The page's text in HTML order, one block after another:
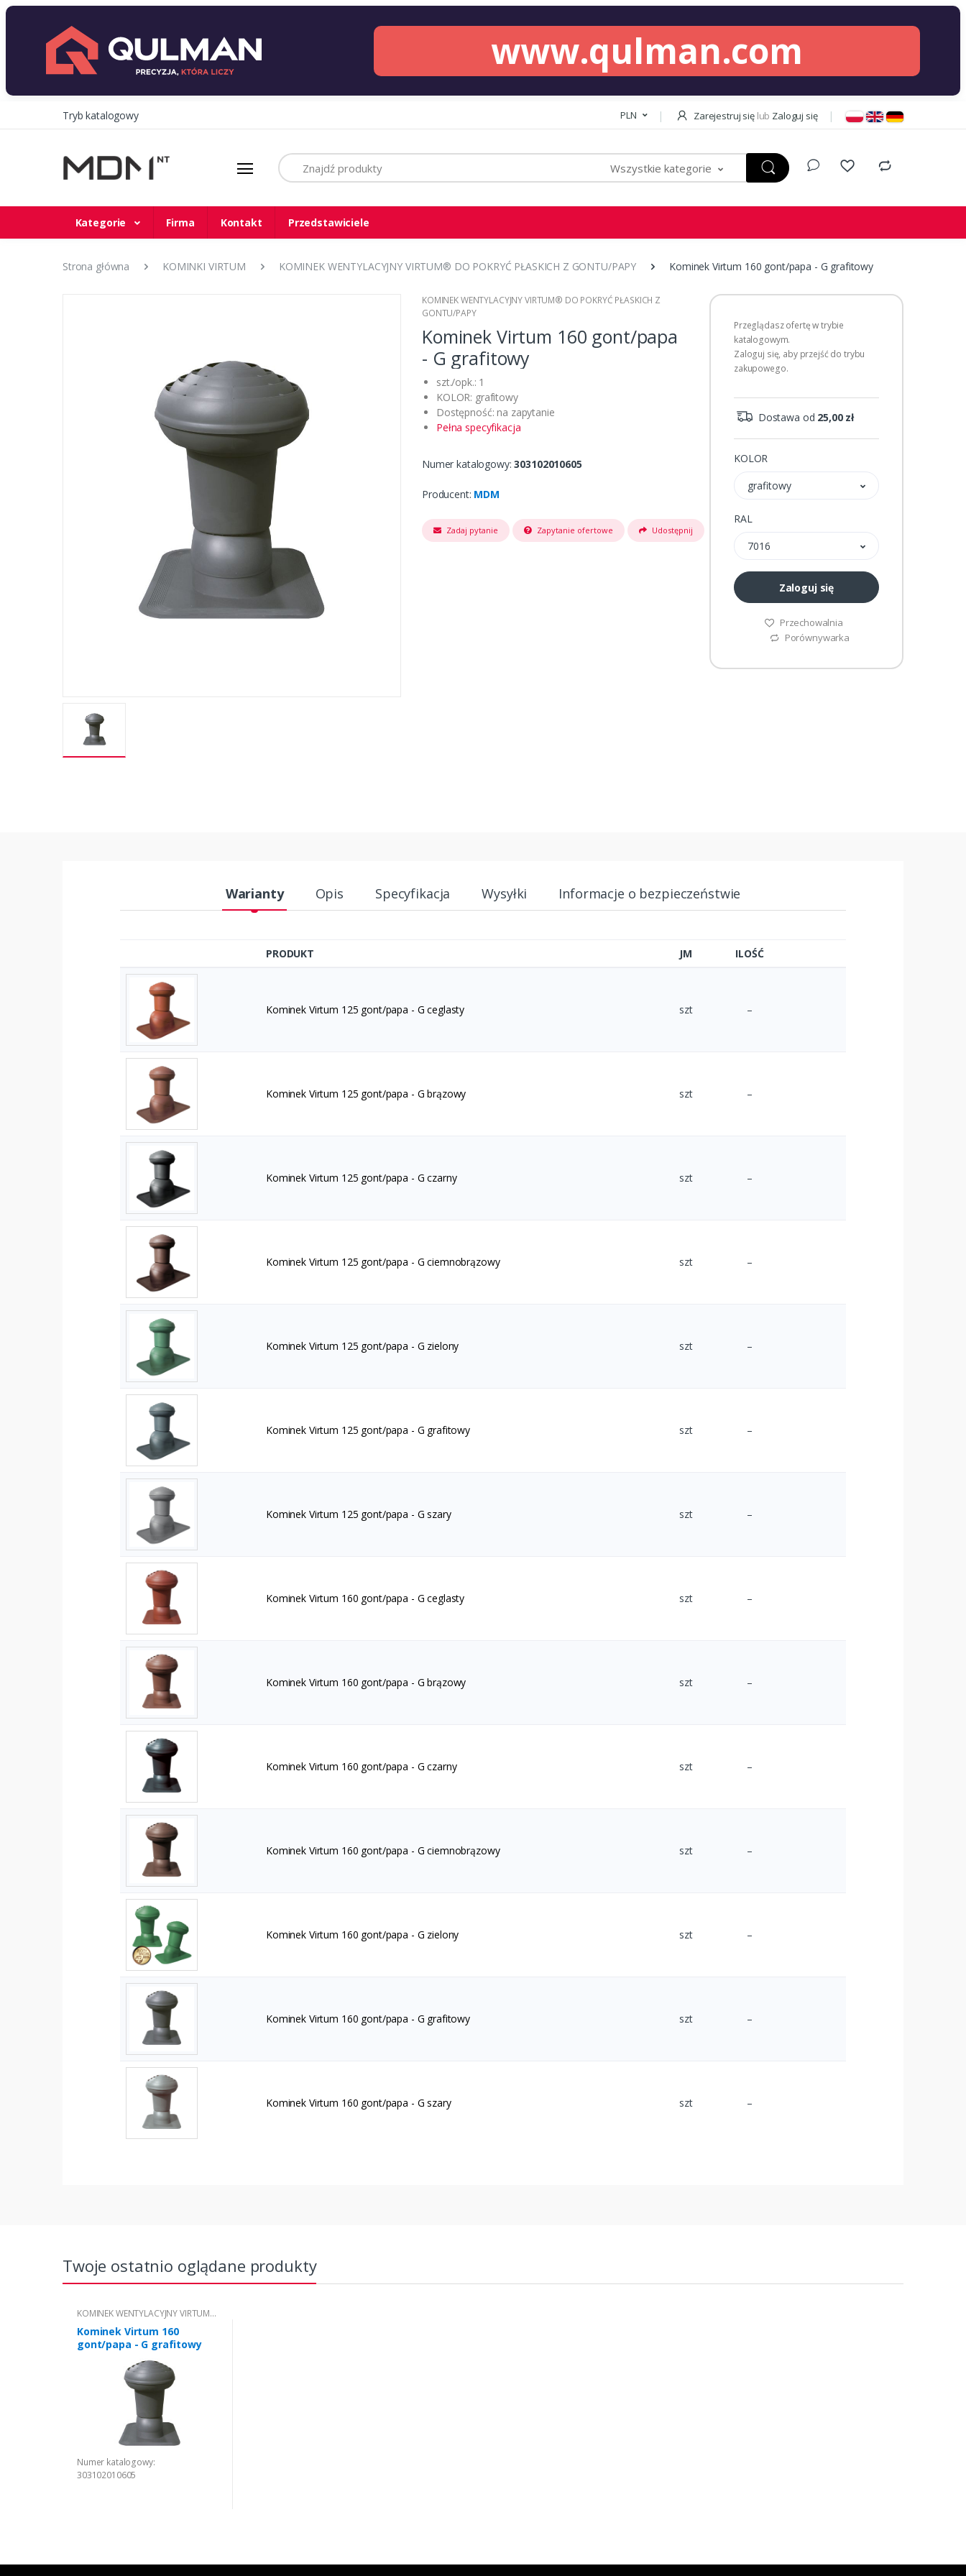
www.qulman.com
Tryb katalogowy PLN Zarejestruj się lub Zaloguj się
Szukaj
Wszystkie kategorie
Kategorie Firma Kontakt Przedstawiciele
Strona główna KOMINKI VIRTUM KOMINEK WENTYLACYJNY VIRTUM® DO POKRYĆ PŁASKICH Z GONTU/PAPY Kominek Virtum 160 gont/papa - G grafitowy
KOMINEK WENTYLACYJNY VIRTUM® DO POKRYĆ PŁASKICH Z
GONTU/PAPY
Kominek Virtum 160 gont/papa
- G grafitowy
szt./opk.: 1
KOLOR: grafitowy
Dostępność: na zapytanie
Pełna specyfikacja
Numer katalogowy:303102010605
Producent: MDM
Zadaj pytanie Zapytanie ofertowe Udostępnij
Przeglądasz ofertę w trybie
katalogowym.
Zaloguj się, aby przejść do trybu
zakupowego.
Dostawa od 25,00 zł
KOLOR
grafitowy
RAL
7016
Zaloguj się
Przechowalnia
Porównywarka
Warianty Opis Specyfikacja Wysyłki Informacje o bezpieczeństwie
PRODUKT JM ILOŚĆ
Kominek Virtum 125 gont/papa - G ceglasty szt –
Kominek Virtum 125 gont/papa - G brązowy szt –
Kominek Virtum 125 gont/papa - G czarny szt –
Kominek Virtum 125 gont/papa - G ciemnobrązowy szt –
Kominek Virtum 125 gont/papa - G zielony szt –
Kominek Virtum 125 gont/papa - G grafitowy szt –
Kominek Virtum 125 gont/papa - G szary szt –
Kominek Virtum 160 gont/papa - G ceglasty szt –
Kominek Virtum 160 gont/papa - G brązowy szt –
Kominek Virtum 160 gont/papa - G czarny szt –
Kominek Virtum 160 gont/papa - G ciemnobrązowy szt –
Kominek Virtum 160 gont/papa - G zielony szt –
Kominek Virtum 160 gont/papa - G grafitowy szt –
Kominek Virtum 160 gont/papa - G szary szt –
Twoje ostatnio oglądane produkty
KOMINEK WENTYLACYJNY VIRTUM®
DO POKRYĆ PŁASKICH Z
GONTU/PAPY
Kominek Virtum 160
gont/papa - G grafitowy
Numer katalogowy:
303102010605